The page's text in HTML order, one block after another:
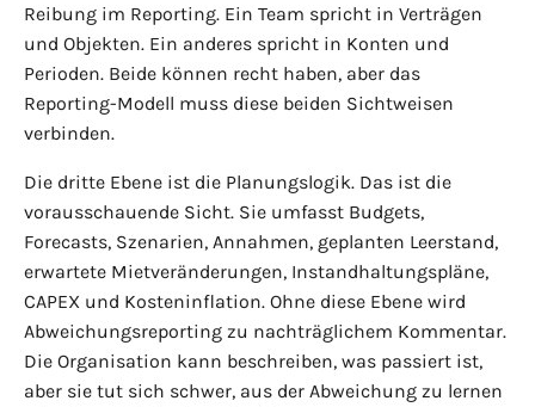
Reibung im Reporting. Ein Team spricht in Verträgen
und Objekten. Ein anderes spricht in Konten und
Perioden. Beide können recht haben, aber das
Reporting-Modell muss diese beiden Sichtweisen
verbinden.
Die dritte Ebene ist die Planungslogik. Das ist die
vorausschauende Sicht. Sie umfasst Budgets,
Forecasts, Szenarien, Annahmen, geplanten Leerstand,
erwartete Mietveränderungen, Instandhaltungspläne,
CAPEX und Kosteninflation. Ohne diese Ebene wird
Abweichungsreporting zu nachträglichem Kommentar.
Die Organisation kann beschreiben, was passiert ist,
aber sie tut sich schwer, aus der Abweichung zu lernen